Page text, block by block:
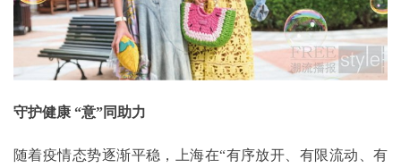
守护健康 “意”同助力
随着疫情态势逐渐平稳，上海在“有序放开、有限流动、有